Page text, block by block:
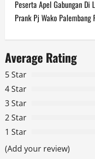
n
a
v
i
g
a
t
Peserta Apel Gabungan Di
Prank Pj Wako Palembang
Average Rating
5 Star
4 Star
3 Star
2 Star
1 Star
(Add your review)